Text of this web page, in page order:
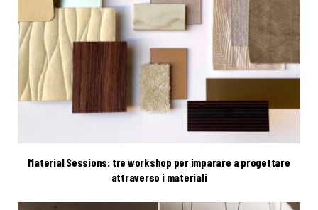
Material Sessions: tre workshop per imparare a progettare
attraverso i materiali